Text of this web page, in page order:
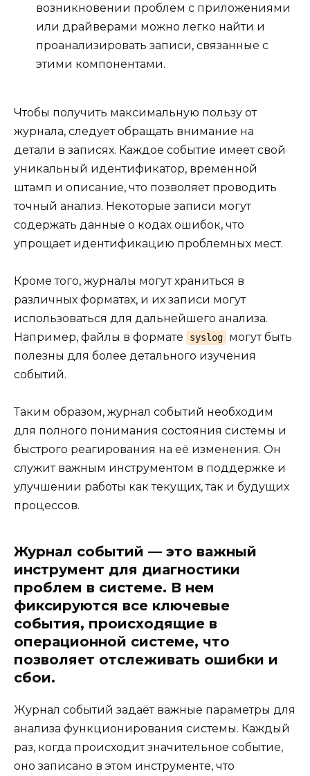
возникновении проблем с приложениями
или драйверами можно легко найти и
проанализировать записи, связанные с
этими компонентами.
Чтобы получить максимальную пользу от
журнала, следует обращать внимание на
детали в записях. Каждое событие имеет свой
уникальный идентификатор, временной
штамп и описание, что позволяет проводить
точный анализ. Некоторые записи могут
содержать данные о кодах ошибок, что
упрощает идентификацию проблемных мест.
Кроме того, журналы могут храниться в
различных форматах, и их записи могут
использоваться для дальнейшего анализа.
Например, файлы в формате
syslog
могут быть
полезны для более детального изучения
событий.
Таким образом, журнал событий необходим
для полного понимания состояния системы и
быстрого реагирования на её изменения. Он
служит важным инструментом в поддержке и
улучшении работы как текущих, так и будущих
процессов.
Журнал событий — это важный
инструмент для диагностики
проблем в системе. В нем
фиксируются все ключевые
события, происходящие в
операционной системе, что
позволяет отслеживать ошибки и
сбои.
Журнал событий задаёт важные параметры для
анализа функционирования системы. Каждый
раз, когда происходит значительное событие,
оно записано в этом инструменте, что